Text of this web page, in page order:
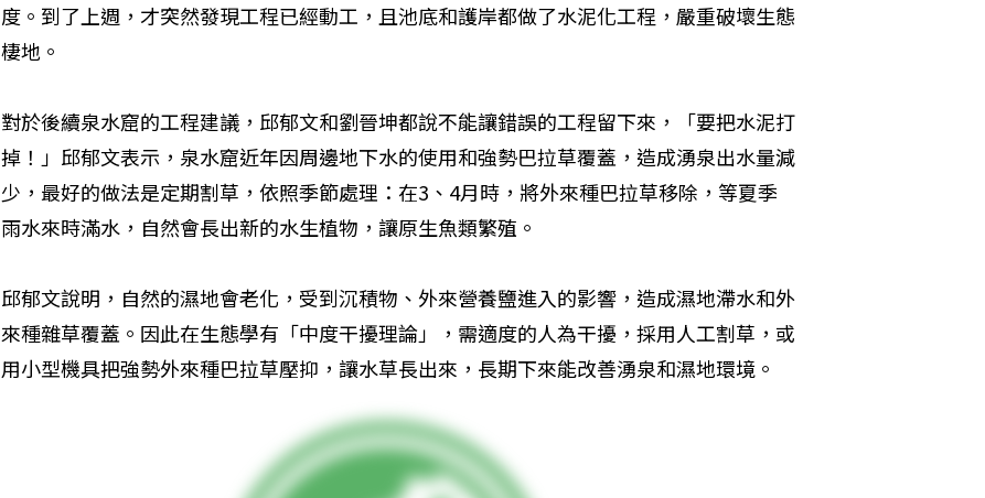
度。到了上週，才突然發現工程已經動工，且池底和護岸都做了水泥化工程，嚴重破壞生態
棲地。
對於後續泉水窟的工程建議，邱郁文和劉晉坤都說不能讓錯誤的工程留下來，「要把水泥打
掉！」邱郁文表示，泉水窟近年因周邊地下水的使用和強勢巴拉草覆蓋，造成湧泉出水量減
少，最好的做法是定期割草，依照季節處理：在3、4月時，將外來種巴拉草移除，等夏季
雨水來時滿水，自然會長出新的水生植物，讓原生魚類繁殖。
邱郁文說明，自然的濕地會老化，受到沉積物、外來營養鹽進入的影響，造成濕地滯水和外
來種雜草覆蓋。因此在生態學有「中度干擾理論」，需適度的人為干擾，採用人工割草，或
用小型機具把強勢外來種巴拉草壓抑，讓水草長出來，長期下來能改善湧泉和濕地環境。